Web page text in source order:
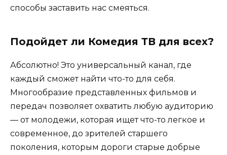
способы заставить нас смеяться.
Подойдет ли Комедия ТВ для всех?
Абсолютно! Это универсальный канал, где
каждый сможет найти что-то для себя.
Многообразие представленных фильмов и
передач позволяет охватить любую аудиторию
— от молодежи, которая ищет что-то легкое и
современное, до зрителей старшего
поколения, которым дороги старые добрые